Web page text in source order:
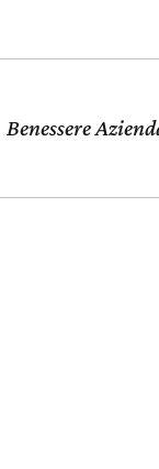
Benessere